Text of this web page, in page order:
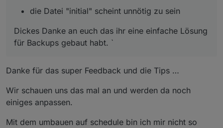
die Datei "initial" scheint unnötig zu sein
Dickes Danke an euch das ihr eine einfache Lösung
für Backups gebaut habt. `
Danke für das super Feedback und die Tips …
Wir schauen uns das mal an und werden da noch
einiges anpassen.
Mit dem umbauen auf schedule bin ich mir nicht so